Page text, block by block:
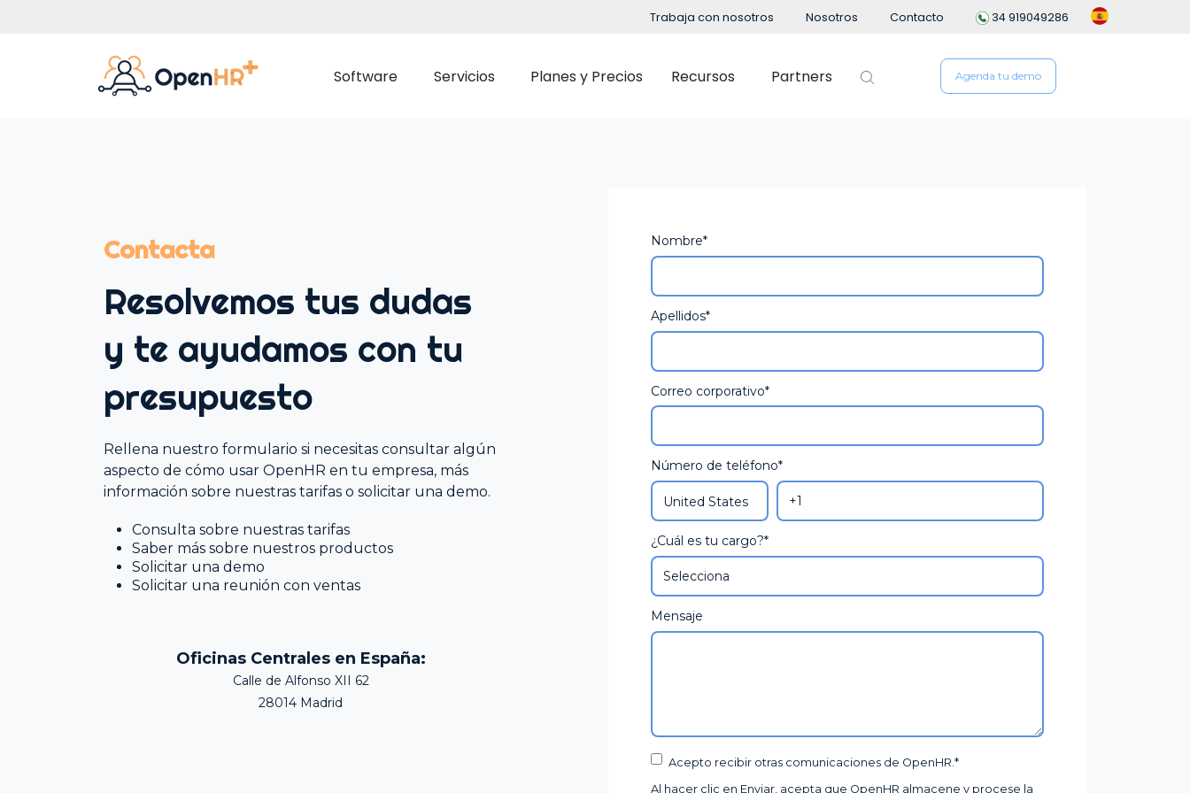
Trabaja con nosotros Nosotros Contacto 34 919049286
Software
Gestión Documental
Comunicación Interna
Portal del Empleado
Ausencias y Vacaciones
Encuestas de Recursos Humanos
Gestión de Gastos
Retribución Flexible
Plan de Igualdad
Servicios
Outsourcing de Nómina
Planes y Precios Recursos
Guías y Ebooks
Partners Agenda tu demo
Contacta
Resolvemos tus dudas
y te ayudamos con tu
presupuesto
Rellena nuestro formulario si necesitas consultar algún
aspecto de cómo usar OpenHR en tu empresa, más
información sobre nuestras tarifas o solicitar una demo.
Consulta sobre nuestras tarifas
Saber más sobre nuestros productos
Solicitar una demo
Solicitar una reunión con ventas
Oficinas Centrales en España:
Calle de Alfonso XII 62
28014 Madrid
Nombre*
Apellidos*
Correo corporativo*
Número de teléfono*
¿Cuál es tu cargo?*
Mensaje
Acepto recibir otras comunicaciones de OpenHR. *
Al hacer clic en Enviar, acepta que OpenHR almacene y procese la